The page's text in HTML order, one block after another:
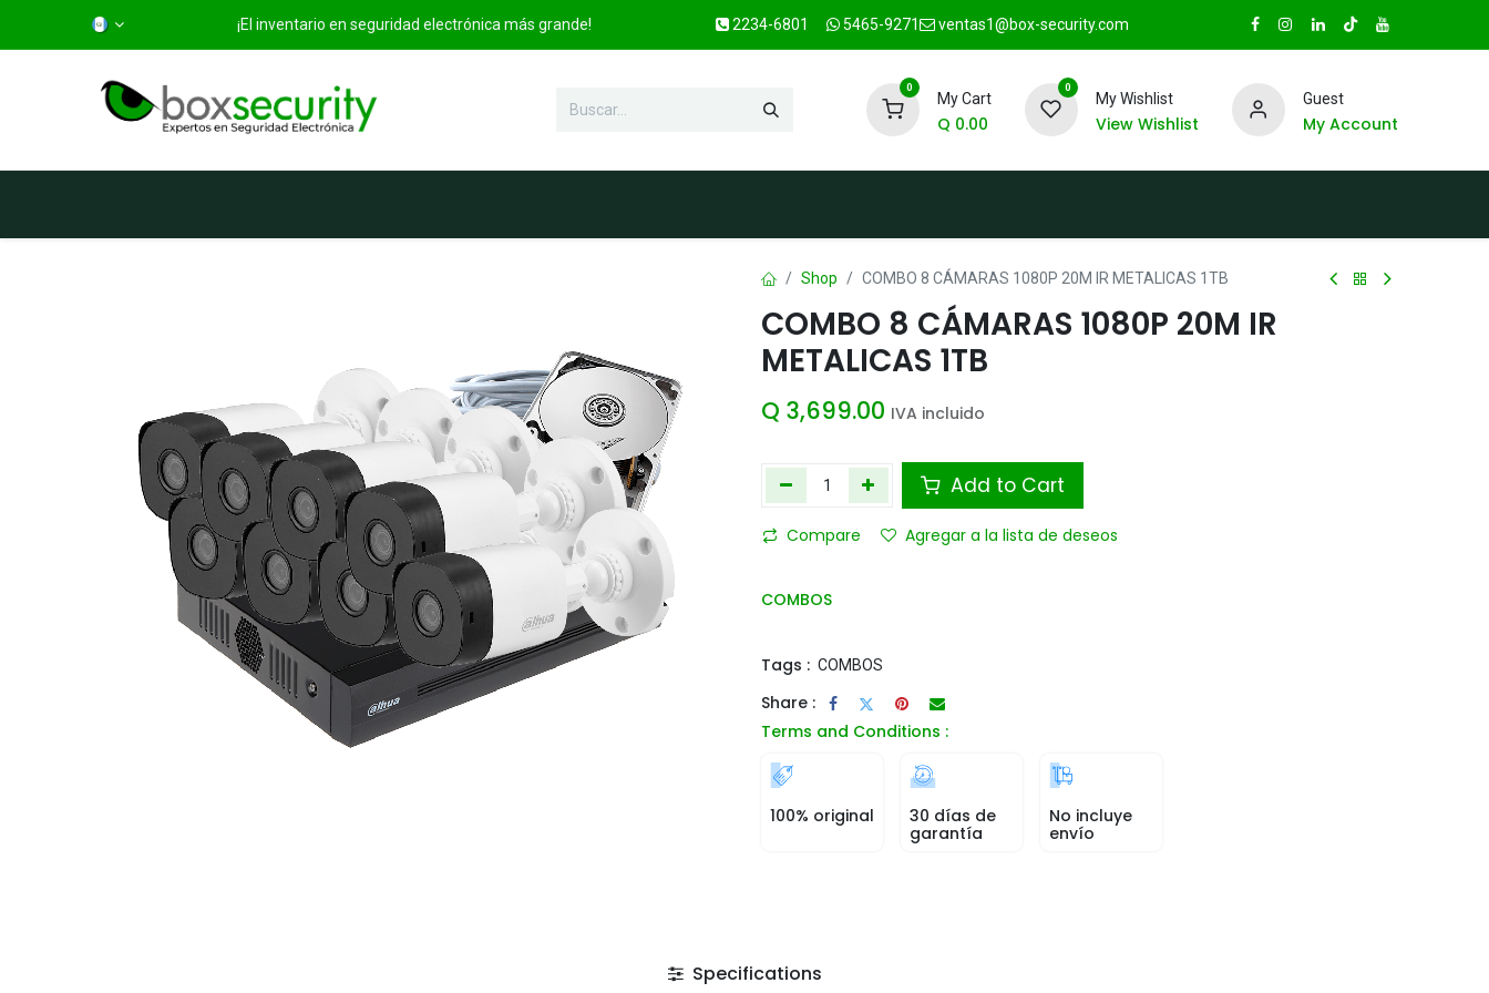
¡El inventario en seguridad electrónica más grande! 2234-6801 5465-9271 ventas1@box-security.com
0
My Cart
Q 0.00
0
My Wishlist
View Wishlist
Guest
My Account
Shop COMBO 8 CÁMARAS 1080P 20M IR METALICAS 1TB
COMBO 8 CÁMARAS 1080P 20M IR
METALICAS 1TB
Q 3,699.00 IVA incluido
Add to Cart
Compare Agregar a la lista de deseos
COMBOS
Tags : COMBOS
Share :
Terms and Conditions :
100% original
30 días de
garantía
No incluye
envío
Specifications